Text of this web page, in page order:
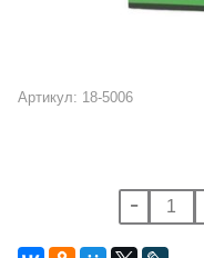
Артикул: 18-5006